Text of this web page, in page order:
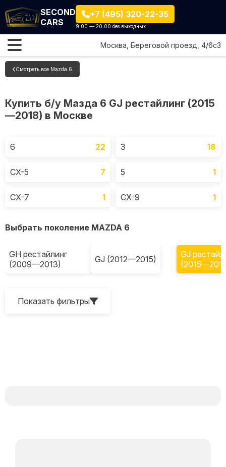
SECOND
CARS
+7 (495) 320-22-35
9:00 — 20:00 без выходных
Москва, Береговой проезд, 4/6с3
Смотреть все Mazda 6
Купить б/у Мазда 6 GJ рестайлинг (2015
—2018) в Москве
6 22 3 18
CX-5 7 5 1
CX-7 1 CX-9 1
Выбрать поколение MAZDA 6
GH рестайлинг
(2009—2013)
GJ (2012—2015)
GJ
Показать фильтры